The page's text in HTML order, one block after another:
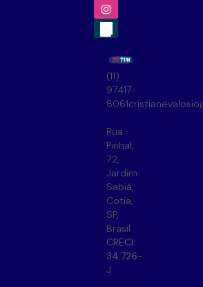
(11)
97417-
8061
Rua
Pinhal,
72,
Jardim
Sabiá,
Cotia,
SP,
Brasil
CRECI:
34.726-
J